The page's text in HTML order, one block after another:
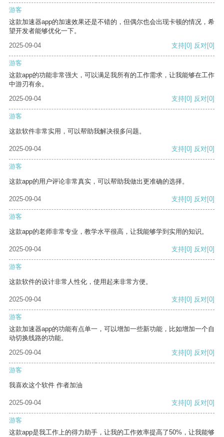
游客
这款加速器app的加速效果还是不错的，但偶尔也会出现卡顿的情况，希
望开发者能够优化一下。
2025-09-04
支持[0] 反对[0]
游客
这款app的功能非常强大，可以满足我所有的工作需求，让我能够在工作
中游刃有余。
2025-09-04
支持[0] 反对[0]
游客
这款软件非常实用，可以帮助我解决很多问题。
2025-09-04 支持[0] 反对[0]
游客
这款app的用户评论非常真实，可以帮助我做出更准确的选择。
2025-09-04 支持[0] 反对[0]
游客
这款app的老师非常专业，教学水平很高，让我能够学到实用的知识。
2025-09-04 支持[0] 反对[0]
游客
这款软件的设计非常人性化，使用起来非常方便。
2025-09-04 支持[0] 反对[0]
游客
这款加速器app的功能有点单一，可以增加一些新功能，比如增加一个自
动切换线路的功能。
2025-09-04
支持[0] 反对[0]
游客
我喜欢这个软件 作者加油
2025-09-04 支持[0] 反对[0]
游客
这款app是我工作上的得力助手，让我的工作效率提高了50%，让我能够